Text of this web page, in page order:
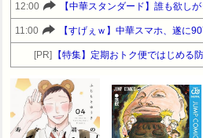
12:00 【中華スタンダード】誰も欲し
11:00 【すげぇｗ】中華スマホ、遂に
[PR] 【特集】定期おトク便ではじめる